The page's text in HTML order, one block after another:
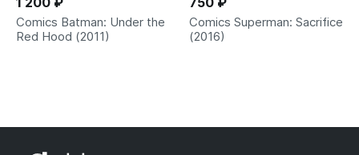
Comics Batman: Under the
Red Hood (2011)
Comics Superman: Sacrifice
(2016)